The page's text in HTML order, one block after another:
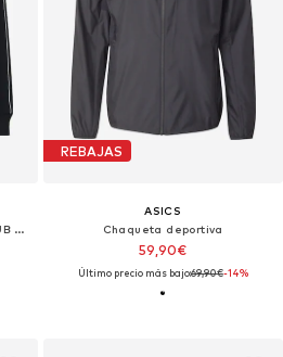
Camiseta deportiva 'TRACK CLUB HERITAGE'
REBAJAS
ASICS
Chaqueta deportiva
59,90€
Último precio más bajo:69,90€-14%